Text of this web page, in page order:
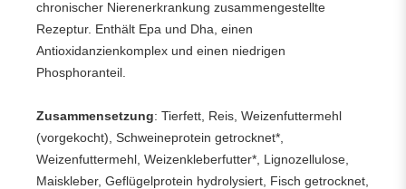
chronischer Nierenerkrankung zusammengestellte
Rezeptur. Enthält Epa und Dha, einen
Antioxidanzienkomplex und einen niedrigen
Phosphoranteil.
Zusammensetzung: Tierfett, Reis, Weizenfuttermehl
(vorgekocht), Schweineprotein getrocknet*,
Weizenfuttermehl, Weizenkleberfutter*, Lignozellulose,
Maiskleber, Geflügelprotein hydrolysiert, Fisch getrocknet,